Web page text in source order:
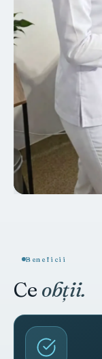
Beneficii
Ce obții.